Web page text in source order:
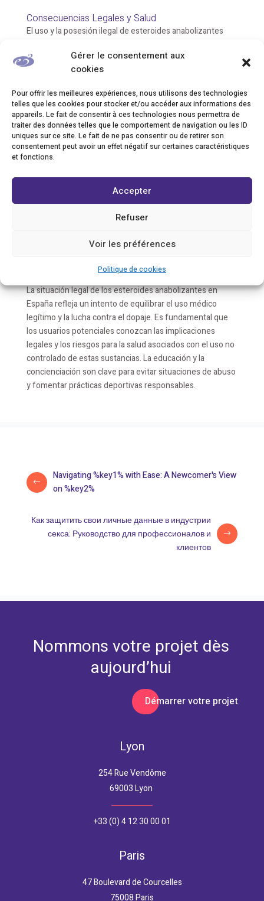
Gérer le consentement aux
cookies
Pour offrir les meilleures expériences, nous utilisons des technologies
telles que les cookies pour stocker et/ou accéder aux informations des
appareils. Le fait de consentir à ces technologies nous permettra de
traiter des données telles que le comportement de navigation ou les ID
uniques sur ce site. Le fait de ne pas consentir ou de retirer son
consentement peut avoir un effet négatif sur certaines caractéristiques
et fonctions.
Accepter
Refuser
Voir les préférences
Politique de cookies
Consecuencias Legales y Salud
El uso y la posesión ilegal de esteroides anabolizantes
incluyen:
Posibles penas de prisión.
Prohibición para participar en competiciones
deportivas.
Además de las repercusiones legales, el uso no
Alteraciones hormonales.
Cambios psicológicos, como agresividad o depresión.
La situación legal de los esteroides anabolizantes en
España refleja un intento de equilibrar el uso médico
legítimo y la lucha contra el dopaje. Es fundamental que
los usuarios potenciales conozcan las implicaciones
legales y los riesgos para la salud asociados con el uso no
controlado de estas sustancias. La educación y la
concienciación son clave para evitar situaciones de abuso
y fomentar prácticas deportivas responsables.
Navigating %key1% with Ease: A Newcomer's View
on %key2%
Как защитить свои личные данные в индустрии
секса: Руководство для профессионалов и
клиентов
Nommons votre projet dès
aujourd’hui
Démarrer votre projet
Lyon
254 Rue Vendôme
69003 Lyon
+33 (0) 4 12 30 00 01
Paris
47 Boulevard de Courcelles
75008 Paris